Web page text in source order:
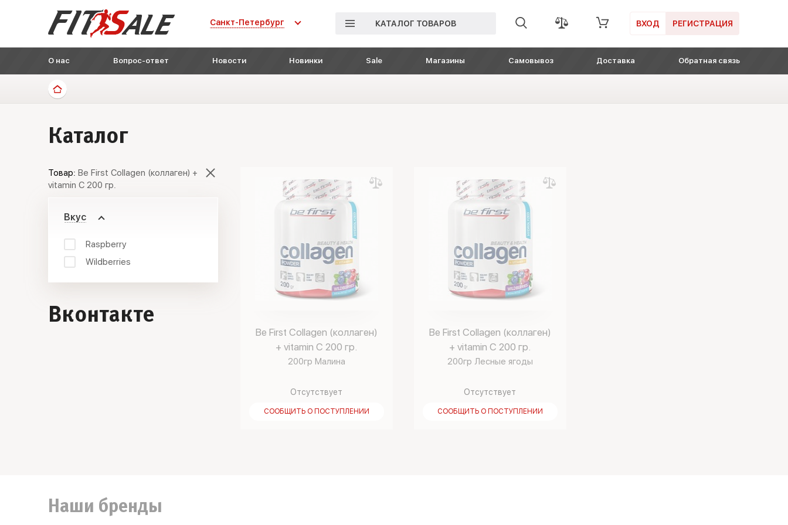
Санкт-Петербург КАТАЛОГ ТОВАРОВ ВХОД РЕГИСТРАЦИЯ
О нас Вопрос-ответ Новости Новинки Sale Магазины Самовывоз Доставка Обратная связь
Каталог
Товар: Be First Collagen (коллаген) +
vitamin C 200 гр.
Вкус
Raspberry
Wildberries
Вконтакте
Be First Collagen (коллаген)
+ vitamin C 200 гр.
200гр Малина
Отсутствует
СООБЩИТЬ О ПОСТУПЛЕНИИ
Be First Collagen (коллаген)
+ vitamin C 200 гр.
200гр Лесные ягоды
Отсутствует
СООБЩИТЬ О ПОСТУПЛЕНИИ
Наши бренды